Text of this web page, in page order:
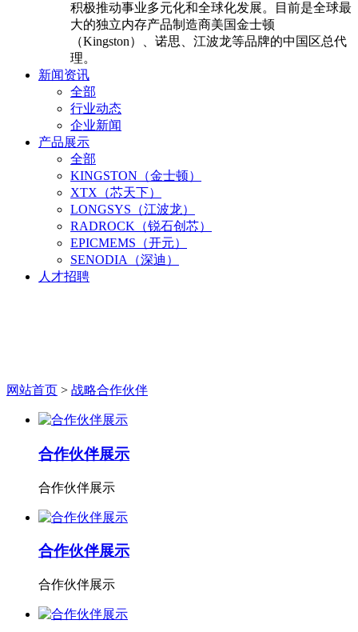
积极推动事业多元化和全球化发展。目前是全球最
大的独立内存产品制造商美国金士顿
（Kingston）、诺思、江波龙等品牌的中国区总代
理。
新闻资讯
全部
行业动态
企业新闻
产品展示
全部
KINGSTON（金士顿）
XTX（芯天下）
LONGSYS（江波龙）
RADROCK（锐石创芯）
EPICMEMS（开元）
SENODIA（深迪）
人才招聘
网站首页 > 战略合作伙伴
合作伙伴展示
合作伙伴展示
合作伙伴展示
合作伙伴展示